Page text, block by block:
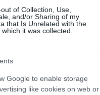
of Collection, Use,
and/or Sharing of my
that Is Unrelated with the
it was collected.
Google to enable storage
like cookies on web or